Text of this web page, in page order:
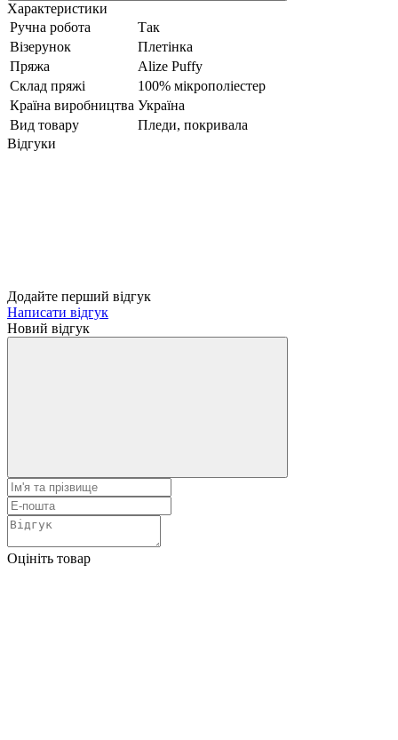
Характеристики
Ручна робота
Так
Візерунок
Плетінка
Пряжа
Alize Puffy
Склад пряжі
100% мікрополіестер
Країна виробництва Україна
Вид товару
Пледи, покривала
Відгуки
Додайте перший відгук
Написати відгук
Новий відгук
Оцініть товар